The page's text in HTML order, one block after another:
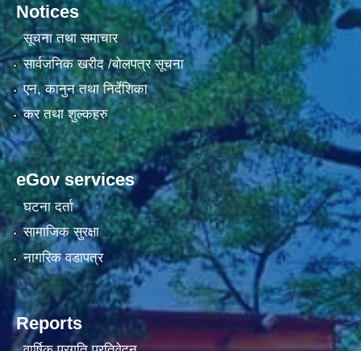
Notices
सूचना तथा समाचार
सार्वजनिक खरीद /बोलपत्र सूचना
एन, कानुन तथा निर्देशिका
कर तथा शुल्कहरु
eGov services
घटना दर्ता
सामाजिक सुरक्षा
नागरिक वडापत्र
Reports